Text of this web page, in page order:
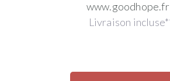
www.goodhope.fr
Livraison